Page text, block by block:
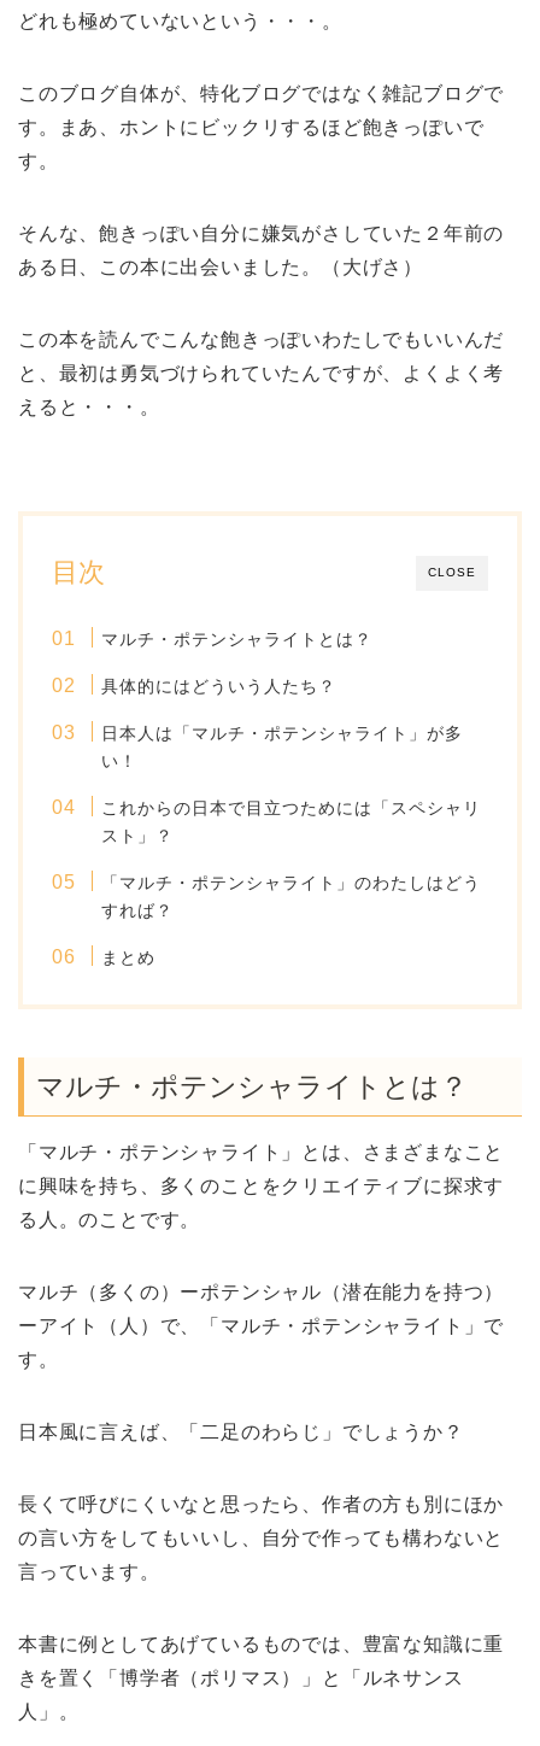
どれも極めていないという・・・。
このブログ自体が、特化ブログではなく雑記ブログで
す。まあ、ホントにビックリするほど飽きっぽいで
す。
そんな、飽きっぽい自分に嫌気がさしていた２年前の
ある日、この本に出会いました。（大げさ）
この本を読んでこんな飽きっぽいわたしでもいいんだ
と、最初は勇気づけられていたんですが、よくよく考
えると・・・。
CLOSE
目次
マルチ・ポテンシャライトとは？
具体的にはどういう人たち？
日本人は「マルチ・ポテンシャライト」が多
い！
これからの日本で目立つためには「スペシャリ
スト」？
「マルチ・ポテンシャライト」のわたしはどう
すれば？
まとめ
マルチ・ポテンシャライトとは？
「マルチ・ポテンシャライト」とは、さまざまなこと
に興味を持ち、多くのことをクリエイティブに探求す
る人。のことです。
マルチ（多くの）ーポテンシャル（潜在能力を持つ）
ーアイト（人）で、「マルチ・ポテンシャライト」で
す。
日本風に言えば、「二足のわらじ」でしょうか？
長くて呼びにくいなと思ったら、作者の方も別にほか
の言い方をしてもいいし、自分で作っても構わないと
言っています。
本書に例としてあげているものでは、豊富な知識に重
きを置く「博学者（ポリマス）」と「ルネサンス
人」。